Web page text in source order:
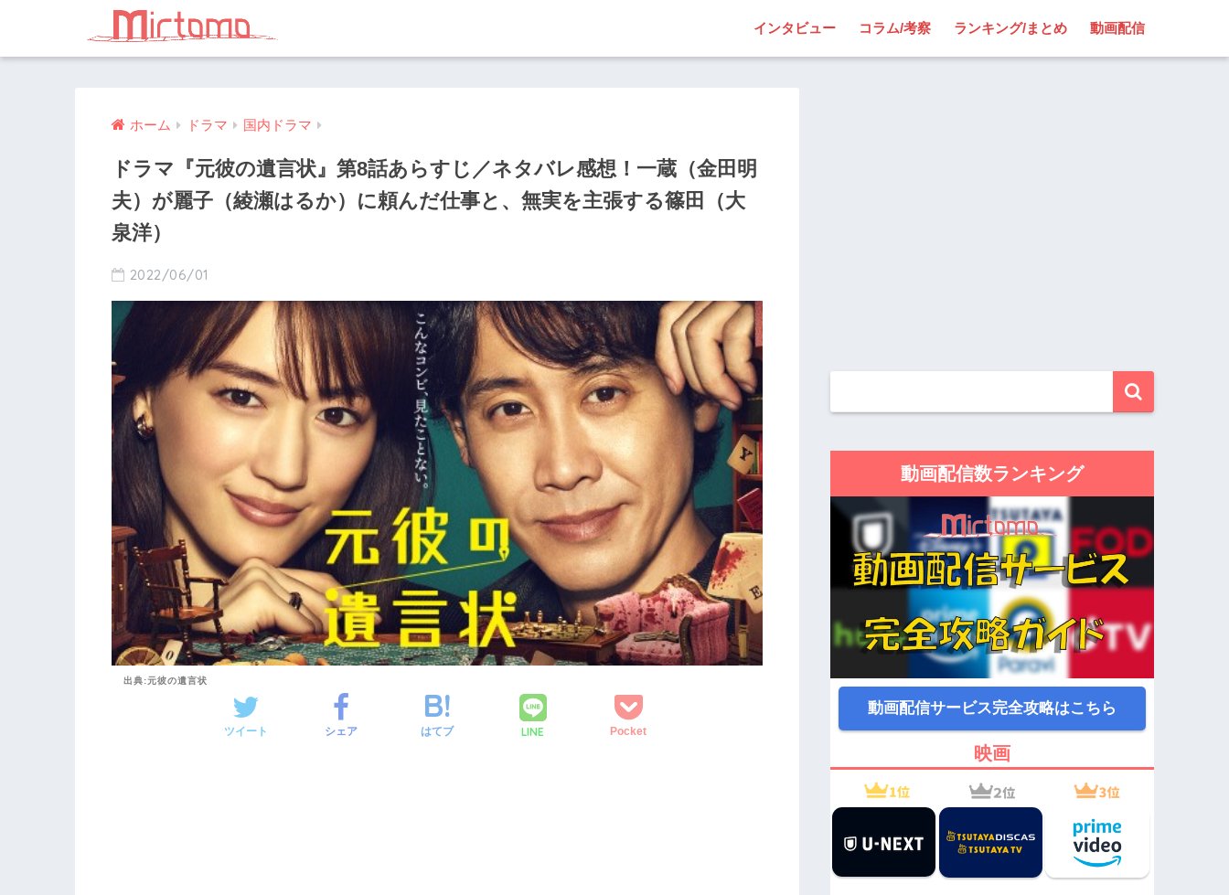
インタビュー コラム/考察 ランキング/まとめ 動画配信
ホーム ドラマ 国内ドラマ
ドラマ『元彼の遺言状』第8話あらすじ／ネタバレ感想！一蔵（金田明
夫）が麗子（綾瀬はるか）に頼んだ仕事と、無実を主張する篠田（大
泉洋）
2022/06/01
出典:元彼の遺言状
ツイート シェア はてブ LINE Pocket
動画配信数ランキング
動画配信サービス完全攻略はこちら
映画